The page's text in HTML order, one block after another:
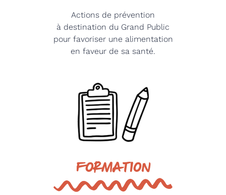
Actions de prévention
à destination du Grand Public
pour favoriser une alimentation
en faveur de sa santé.
FORMATION